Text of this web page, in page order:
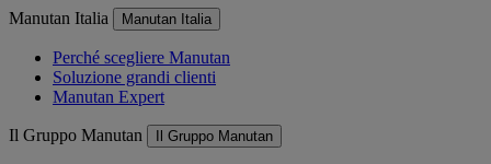
Manutan Italia Manutan Italia
Perché scegliere Manutan
Soluzione grandi clienti
Manutan Expert
Il Gruppo Manutan Il Gruppo Manutan